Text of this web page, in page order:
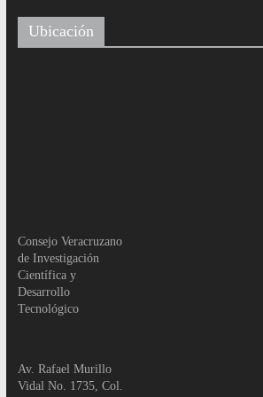
Ubicación
Consejo Veracruzano
de Investigación
Científica y
Desarrollo
Tecnológico
Av. Rafael Murillo
Vidal No. 1735, Col.